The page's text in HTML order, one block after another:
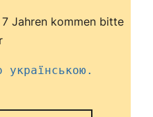
Jahren kommen bitte
українською.